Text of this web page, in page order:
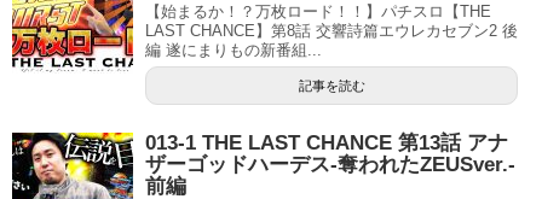
【始まるか！？万枚ロード！！】パチスロ【THE
LAST CHANCE】第8話 交響詩篇エウレカセブン2 後
編 遂にまりもの新番組...
記事を読む
013-1 THE LAST CHANCE 第13話 アナ
ザーゴッドハーデス‐奪われたZEUSver.‐
前編